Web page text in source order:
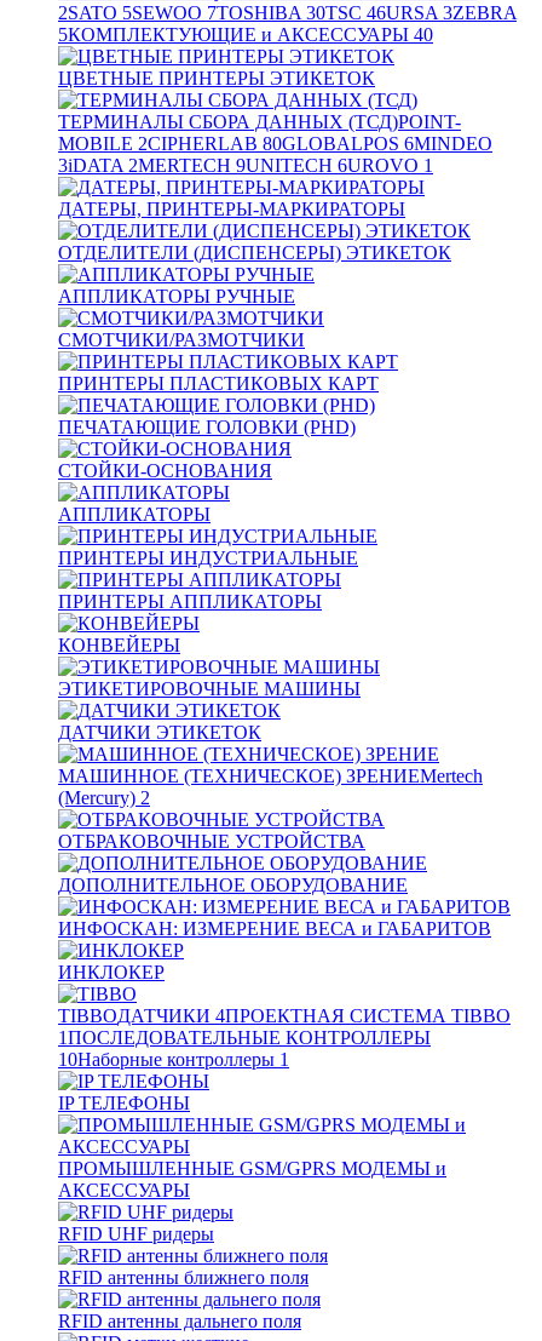
2SATO 5SEWOO 7TOSHIBA 30TSC 46URSA 3ZEBRA
5КОМПЛЕКТУЮЩИЕ и АКСЕССУАРЫ 40
ЦВЕТНЫЕ ПРИНТЕРЫ ЭТИКЕТОК
ТЕРМИНАЛЫ СБОРА ДАННЫХ (ТСД)POINT-
MOBILE 2CIPHERLAB 80GLOBALPOS 6MINDEO
3iDATA 2MERTECH 9UNITECH 6UROVO 1
ДАТЕРЫ, ПРИНТЕРЫ-МАРКИРАТОРЫ
ОТДЕЛИТЕЛИ (ДИСПЕНСЕРЫ) ЭТИКЕТОК
АППЛИКАТОРЫ РУЧНЫЕ
СМОТЧИКИ/РАЗМОТЧИКИ
ПРИНТЕРЫ ПЛАСТИКОВЫХ КАРТ
ПЕЧАТАЮЩИЕ ГОЛОВКИ (PHD)
СТОЙКИ-ОСНОВАНИЯ
АППЛИКАТОРЫ
ПРИНТЕРЫ ИНДУСТРИАЛЬНЫЕ
ПРИНТЕРЫ АППЛИКАТОРЫ
КОНВЕЙЕРЫ
ЭТИКЕТИРОВОЧНЫЕ МАШИНЫ
ДАТЧИКИ ЭТИКЕТОК
МАШИННОЕ (ТЕХНИЧЕСКОЕ) ЗРЕНИЕMertech
(Mercury) 2
ОТБРАКОВОЧНЫЕ УСТРОЙСТВА
ДОПОЛНИТЕЛЬНОЕ ОБОРУДОВАНИЕ
ИНФОСКАН: ИЗМЕРЕНИЕ ВЕСА и ГАБАРИТОВ
ИНКЛОКЕР
TIBBOДАТЧИКИ 4ПРОЕКТНАЯ СИСТЕМА TIBBO
1ПОСЛЕДОВАТЕЛЬНЫЕ КОНТРОЛЛЕРЫ
10Наборные контроллеры 1
IP ТЕЛЕФОНЫ
ПРОМЫШЛЕННЫЕ GSM/GPRS МОДЕМЫ и
АКСЕССУАРЫ
RFID UHF ридеры
RFID антенны ближнего поля
RFID антенны дальнего поля